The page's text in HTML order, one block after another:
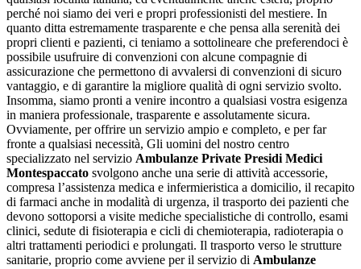
perché noi siamo dei veri e propri professionisti del mestiere. In
quanto ditta estremamente trasparente e che pensa alla serenità dei
propri clienti e pazienti, ci teniamo a sottolineare che preferendoci è
possibile usufruire di convenzioni con alcune compagnie di
assicurazione che permettono di avvalersi di convenzioni di sicuro
vantaggio, e di garantire la migliore qualità di ogni servizio svolto.
Insomma, siamo pronti a venire incontro a qualsiasi vostra esigenza
in maniera professionale, trasparente e assolutamente sicura.
Ovviamente, per offrire un servizio ampio e completo, e per far
fronte a qualsiasi necessità, Gli uomini del nostro centro
specializzato nel servizio Ambulanze Private Presidi Medici
Montespaccato svolgono anche una serie di attività accessorie,
compresa l’assistenza medica e infermieristica a domicilio, il recapito
di farmaci anche in modalità di urgenza, il trasporto dei pazienti che
devono sottoporsi a visite mediche specialistiche di controllo, esami
clinici, sedute di fisioterapia e cicli di chemioterapia, radioterapia o
altri trattamenti periodici e prolungati. Il trasporto verso le strutture
sanitarie, proprio come avviene per il servizio di Ambulanze